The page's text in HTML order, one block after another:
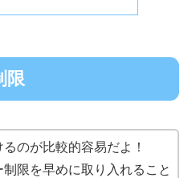
限
のが比較的容易だよ！
制限を早めに取り入れること